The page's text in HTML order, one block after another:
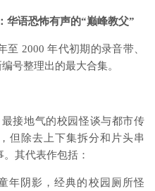
华语恐怖有声的“巅峰教父”
2000 年代初期的录音带、
号整理出的最大合集。
接地气的校园怪谈与都市传
但除去上下集拆分和片头串
其代表作包括：
年阴影，经典的校园厕所怪